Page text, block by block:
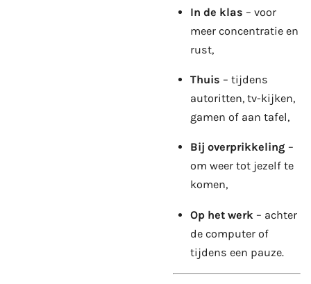
In de klas – voor
meer concentratie en
rust,
Thuis – tijdens
autoritten, tv-kijken,
gamen of aan tafel,
Bij overprikkeling –
om weer tot jezelf te
komen,
Op het werk – achter
de computer of
tijdens een pauze.